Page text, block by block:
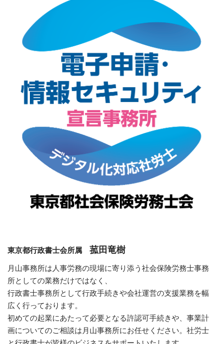
東京都行政書士会所属 菰田竜樹
月山事務所は人事労務の現場に寄り添う社会保険労務士事務
所としての業務だけではなく、
行政書士事務所として行政手続きや会社運営の支援業務を幅
広く行っております。
初めての起業にあたって必要となる許認可手続きや、事業計
画についてのご相談は月山事務所にお任せください。社労士